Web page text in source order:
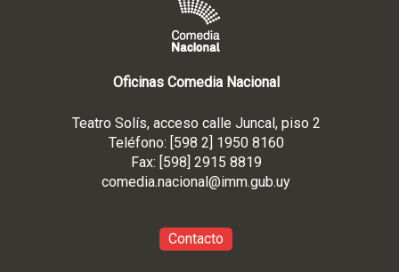
Oficinas Comedia Nacional
Teatro Solís, acceso calle Juncal, piso 2
Teléfono: [598 2] 1950 8160
Fax: [598] 2915 8819
comedia.nacional@imm.gub.uy
Contacto